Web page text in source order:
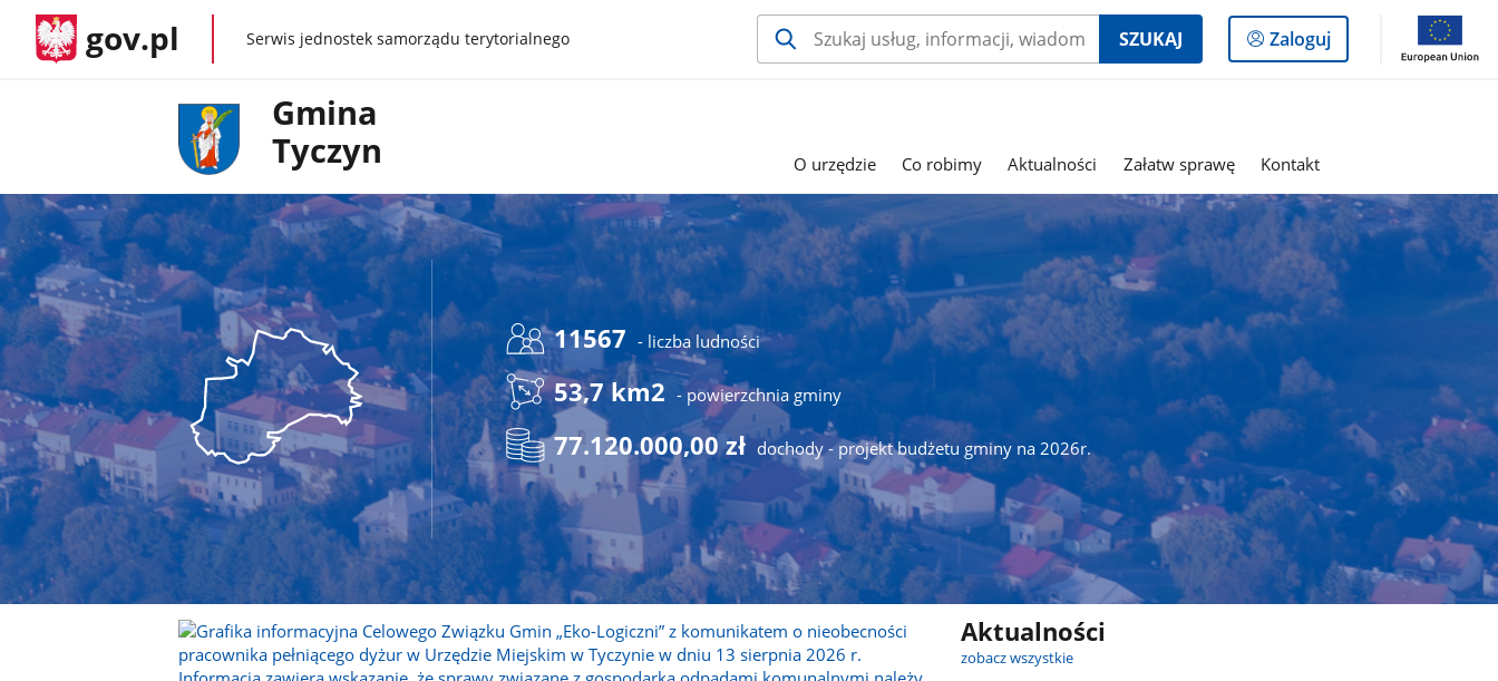
gov.pl gov.plSerwis jednostek samorządu terytorialnego SZUKAJ
Logowanie
do
Zaloguj
Gmina
Tyczyn
O urzędzie Co robimy Aktualności Załatw sprawę Kontakt
11567 - liczba ludności
53,7 km2 - powierzchnia gminy
77.120.000,00 zł dochody - projekt budżetu gminy na 2026r.
Aktualności
zobacz wszystkie